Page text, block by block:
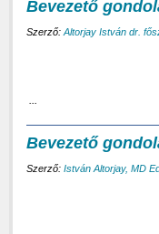
Bevezető
Szerző: Altorjay István dr.
...
Bevezető
Szerző: István Altorjay, MD